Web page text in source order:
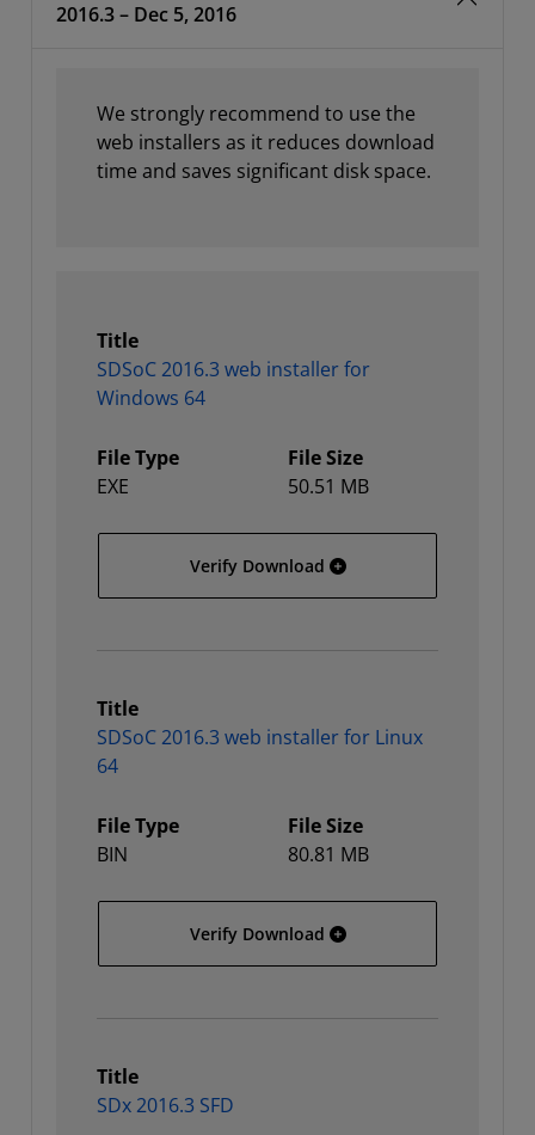
2016.3 – Dec 5, 2016
We strongly recommend to use the
web installers as it reduces download
time and saves significant disk space.
Title
SDSoC 2016.3 web installer for
Windows 64
File Type
EXE
File Size
50.51 MB
Verify Download SDSoC 2016.3 web
Title
SDSoC 2016.3 web installer for Linux
64
File Type
BIN
File Size
80.81 MB
Verify Download SDSoC 2016.3 web
Title
SDx 2016.3 SFD